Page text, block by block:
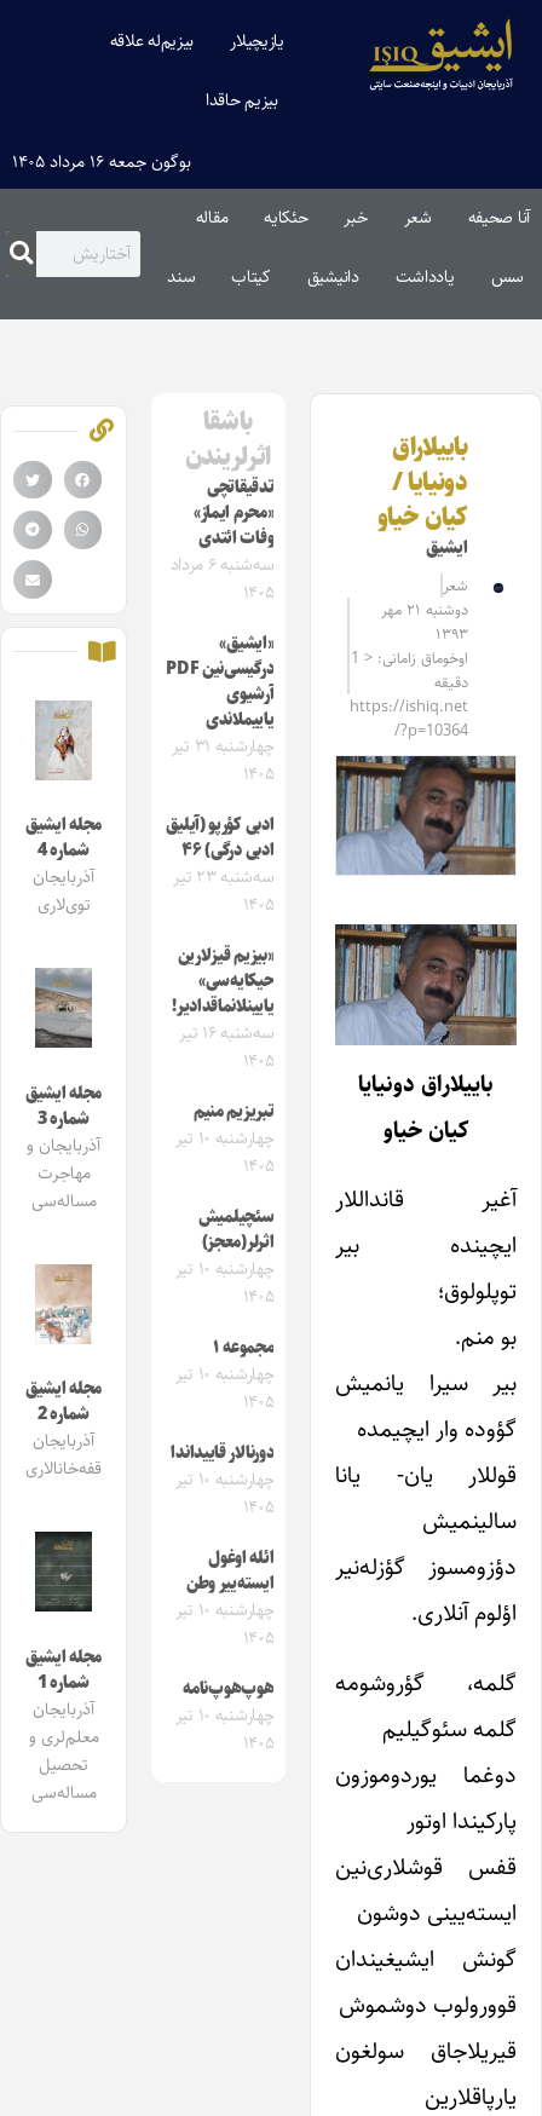
یازیچیلار بیزیم‌له علاقه
بیزیم حاقدا
بوگون جمعه ۱۶ مرداد ۱۴۰۵
آنا صحیفه شعر خبر حئکایه مقاله‌
سس یادداشت دانیشیق کیتاب سند
باییلاراق
دونیایا /
کیان خیاو
ایشیق
شعر
دوشنبه ۲۱ مهر
۱۳۹۳
اوخوماق زامانی: < 1
دقیقه
https://ishiq.net
/?p=10364
باییلاراق دونیایا
کیان خیاو
آغیر قانداللار
ایچینده بیر
توپلولوق؛
بو منم.
بیر سیرا یانمیش
گؤوده وار ایچیمده
قوللار یان- یانا
سالینمیش
دؤزومسوز گؤزله‌نیر
اؤلوم آنلاری.
گلمه، گؤروشومه
گلمه سئوگیلیم
دوغما یوردوموزون
پارکیندا اوتور
قفس قوشلاری‌نین
ایسته‌یینی دوشون
گونش ایشیغیندان
قوورولوب دوشموش
قیریلا‌جاق سولغون
یارپاقلارین
باشقا
اثرلریندن
تدقیقاتچی
«محرم ایماز»
وفات ائتدی
سه‌شنبه ۶ مرداد
۱۴۰۵
«ایشیق»
درگیسی‌نین PDF
آرشیوی
یاییملاندی
چهارشنبه ۳۱ تیر
۱۴۰۵
ادبی کؤرپو (آیلیق
ادبی درگی) ۴۶
سه‌شنبه ۲۳ تیر
۱۴۰۵
«بیزیم قیزلارین
حیکایه‌سی»
یایینلانماقدادیر!
سه‌شنبه ۱۶ تیر
۱۴۰۵
تبریزیم منیم
چهارشنبه ۱۰ تیر
۱۴۰۵
سئچیلمیش
اثرلر(معجز)
چهارشنبه ۱۰ تیر
۱۴۰۵
مجموعه ۱
چهارشنبه ۱۰ تیر
۱۴۰۵
دورنالار قاییداندا
چهارشنبه ۱۰ تیر
۱۴۰۵
ائله اوغول
ایسته‌ییر وطن
چهارشنبه ۱۰ تیر
۱۴۰۵
هوپ‌هوپ‌نامه
چهارشنبه ۱۰ تیر
۱۴۰۵
مجله ایشیق
شماره 4
آذربایجان
توی‌لاری
مجله ایشیق
شماره 3
آذربایجان و
مهاجرت
مساله‌سی
مجله ایشیق
شماره 2
آذربایجان
قفه‌خانالاری
مجله ایشیق
شماره 1
آذربایجان
معلم‌لری و
تحصیل
مساله‌سی